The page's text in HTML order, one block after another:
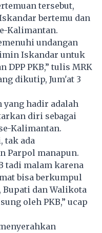
tersebut,
bertemu dan
Kalimantan.
undangan
Iskandar untuk
PKB,” tulis MRK
dikutip, Jum'at 3
yang hadir adalah
diri sebagai
Kalimantan.
tak ada
Parpol manapun.
tadi malam karena
bisa berkumpul
Bupati dan Walikota
oleh PKB,” ucap